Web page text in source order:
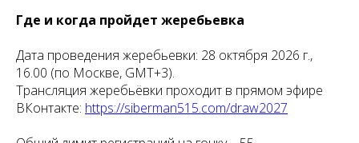
Где и когда пройдет жеребьевка
Дата проведения жеребьевки: 28 октября 2026 г.,
16.00 (по Москве, GMT+3).
Трансляция жеребьёвки проходит в прямом эфире
ВКонтакте: https://siberman515.com/draw2027